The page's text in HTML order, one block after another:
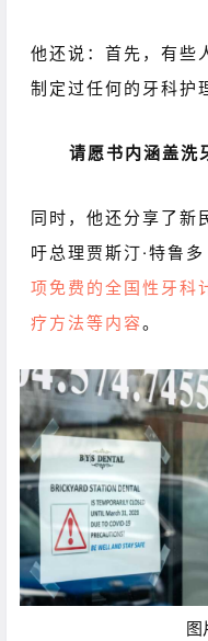
他还说：首先，有些
制定过任何的牙科护
请愿书内涵盖洗
同时，他还分享了新
吁总理贾斯汀·特鲁
项免费的全国性牙科
疗方法等内容。